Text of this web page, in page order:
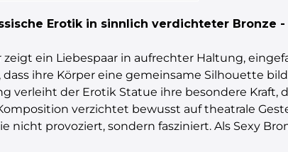
Erotik in sinnlich verdichteter Bronze -
ein Liebespaar in aufrechter Haltung,
ihre Körper eine gemeinsame Silhouette
verleiht der Erotik Statue ihre besondere
verzichtet bewusst auf theatrale
nicht provoziert, sondern fasziniert. Als Sexy